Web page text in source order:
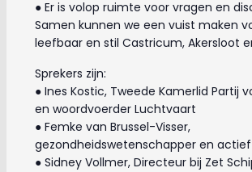
● Er is volop ruimte voor vragen en
Samen kunnen we een vuist maken
leefbaar en stil Castricum, Akersloot
Sprekers zijn:
● Ines Kostic, Tweede Kamerlid Partij
en woordvoerder Luchtvaart
● Femke van Brussel-Visser,
gezondheidswetenschapper en actief
● Sidney Vollmer, Directeur bij Zet